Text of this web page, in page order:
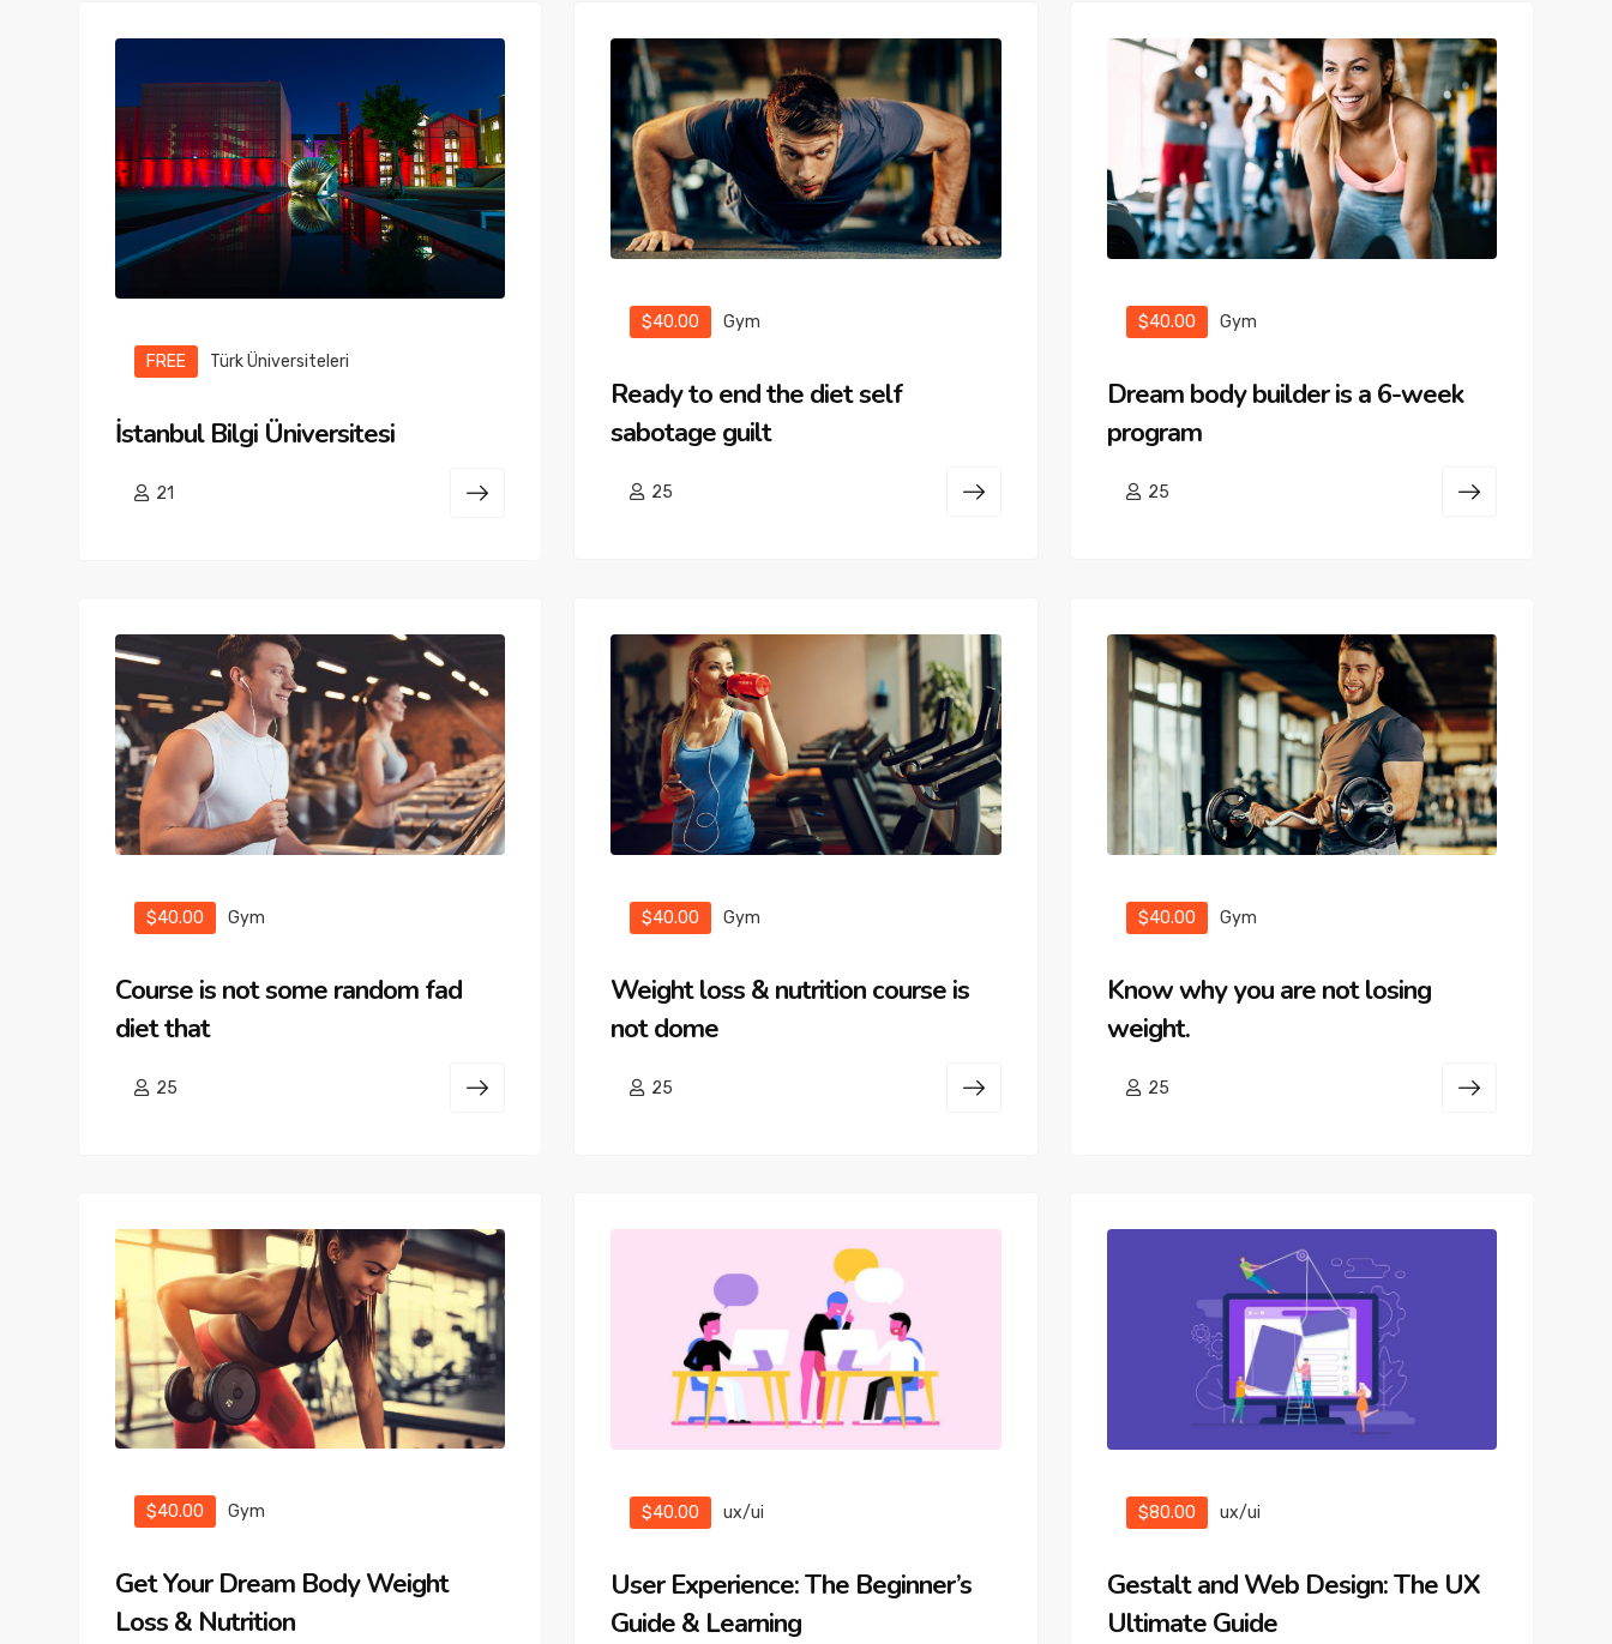
FREE Türk Üniversiteleri
İstanbul Bilgi Üniversitesi
21
$40.00 Gym
Ready to end the diet self
sabotage guilt
25
$40.00 Gym
Dream body builder is a 6-week
program
25
$40.00 Gym
Course is not some random fad
diet that
25
$40.00 Gym
Weight loss & nutrition course is
not dome
25
$40.00 Gym
Know why you are not losing
weight.
25
$40.00 Gym
Get Your Dream Body Weight
Loss & Nutrition
$40.00 ux/ui
User Experience: The Beginner’s
Guide & Learning
$80.00 ux/ui
Gestalt and Web Design: The UX
Ultimate Guide